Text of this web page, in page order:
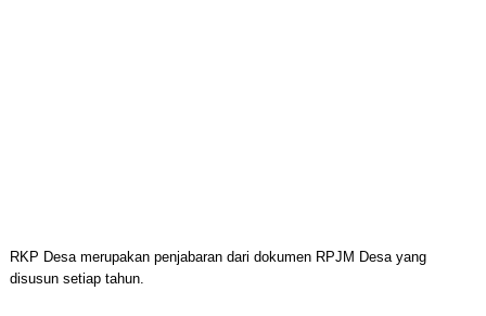
RKP Desa merupakan penjabaran dari dokumen RPJM Desa yang
disusun setiap tahun.